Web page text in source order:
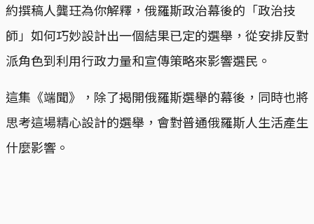
約撰稿人龔玨為你解釋，俄羅斯政治幕後的「政治技
師」如何巧妙設計出一個結果已定的選舉，從安排反對
派角色到利用行政力量和宣傳策略來影響選民。
這集《端聞》，除了揭開俄羅斯選舉的幕後，同時也將
思考這場精心設計的選舉，會對普通俄羅斯人生活產生
什麼影響。